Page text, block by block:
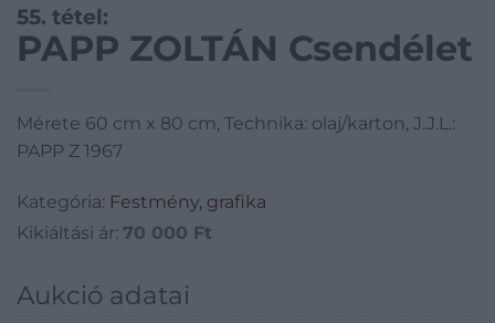
55. tétel:
PAPP ZOLTÁN Csendélet
Mérete 60 cm x 80 cm, Technika: olaj/karton, J.J.L.:
PAPP Z 1967
Kategória: Festmény, grafika
Kikiáltási ár: 70 000 Ft
Aukció adatai